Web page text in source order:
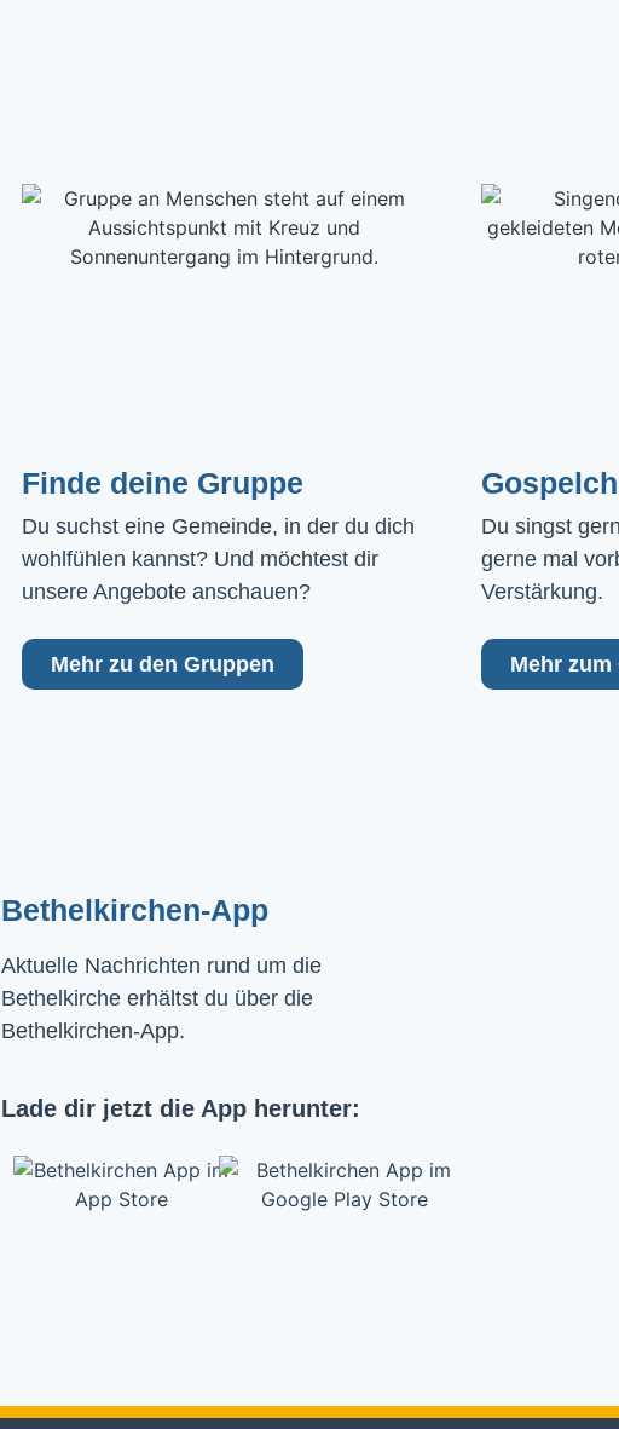
Finde deine Gruppe
Du suchst eine Gemeinde, in der du dich
wohlfühlen kannst? Und möchtest dir
unsere Angebote anschauen?
Mehr zu den Gruppen
Du singst
gerne mal
Verstärkung.
Mehr
Bethelkirchen-App
Aktuelle Nachrichten rund um die
Bethelkirche erhältst du über die
Bethelkirchen-App.
Lade dir jetzt die App herunter: